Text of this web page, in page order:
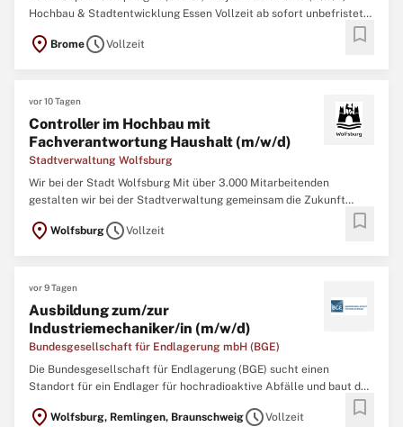
Hochbau & Stadtentwicklung Essen Vollzeit ab sofort unbefristet
Unternehmensprofil Die Immobilien Management Essen GmbH (IME)
vereint als strategische Steuerungseinheit und Konzernmutter ihre
location_on BromescheduleVollzeit bookmark
vor 10 Tagen
Controller im Hochbau mit
Fachverantwortung Haushalt (m/w/d)
Stadtverwaltung Wolfsburg
Wir bei der Stadt Wolfsburg Mit über 3.000 Mitarbeitenden
gestalten wir bei der Stadtverwaltung gemeinsam die Zukunft
Einwohnern so einen zuverlässigen Service. Wir stehen für VielWert
location_on WolfsburgscheduleVollzeit bookmark
vor 9 Tagen
Ausbildung zum/zur
Industriemechaniker/in (m/w/d)
Bundesgesellschaft für Endlagerung mbH (BGE)
Die Bundesgesellschaft für Endlagerung (BGE) sucht einen
Standort für ein Endlager für hochradioaktive Abfälle und baut das
Endlager Konrad für schwach- und mittelradioaktive Abfälle. Die
BGE hält das Endlager Morsleben offen bis zur Stilllegung und
location_on Wolfsburg, Remlingen, BraunschweigscheduleVollzeit bookmark